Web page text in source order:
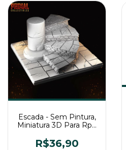
Escada - Sem Pintura,
Miniatura 3D Para Rpg
R$36,90